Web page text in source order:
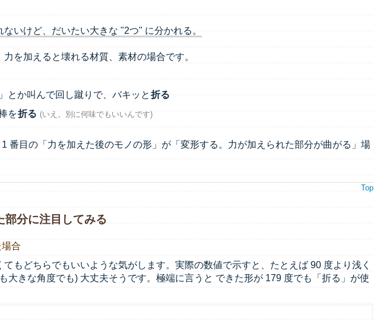
いけど、だいたい大きな "2つ" に分かれる。
を加えると壊れる材質、素材の場合です。
とか叫んで回し蹴りで、バキッと 折る
を折る (いえ。別に何味でもいいんです)
番目の「力を加えた後のモノの形」が「変形する。力が加えられた部分が曲がる」場
Top
部分に注目してみる
合
もどちらでもいいような気がします。実際の数値で示すと、たとえば 90 度より浅く
大きな角度でも) 大丈夫そうです。極端に言うと できた形が 179 度でも「折る」が使